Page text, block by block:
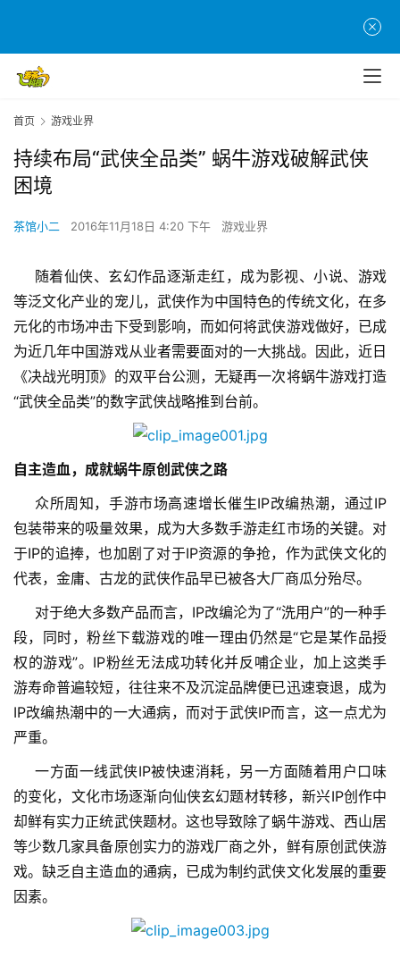
首页 游戏业界
持续布局“武侠全品类” 蜗牛游戏破解武侠
困境
茶馆小二 2016年11月18日 4:20 下午 游戏业界
随着仙侠、玄幻作品逐渐走红，成为影视、小说、游戏
等泛文化产业的宠儿，武侠作为中国特色的传统文化，在多
元化的市场冲击下受到影响，而如何将武侠游戏做好，已成
为近几年中国游戏从业者需要面对的一大挑战。因此，近日
《决战光明顶》的双平台公测，无疑再一次将蜗牛游戏打造
“武侠全品类”的数字武侠战略推到台前。
自主造血，成就蜗牛原创武侠之路
众所周知，手游市场高速增长催生IP改编热潮，通过IP
包装带来的吸量效果，成为大多数手游走红市场的关键。对
于IP的追捧，也加剧了对于IP资源的争抢，作为武侠文化的
代表，金庸、古龙的武侠作品早已被各大厂商瓜分殆尽。
对于绝大多数产品而言，IP改编沦为了“洗用户”的一种手
段，同时，粉丝下载游戏的唯一理由仍然是“它是某作品授
权的游戏”。IP粉丝无法成功转化并反哺企业，加上这类手
游寿命普遍较短，往往来不及沉淀品牌便已迅速衰退，成为
IP改编热潮中的一大通病，而对于武侠IP而言，这一点尤为
严重。
一方面一线武侠IP被快速消耗，另一方面随着用户口味
的变化，文化市场逐渐向仙侠玄幻题材转移，新兴IP创作中
却鲜有实力正统武侠题材。这也导致除了蜗牛游戏、西山居
等少数几家具备原创实力的游戏厂商之外，鲜有原创武侠游
戏。缺乏自主造血的通病，已成为制约武侠文化发展的重要
因素。